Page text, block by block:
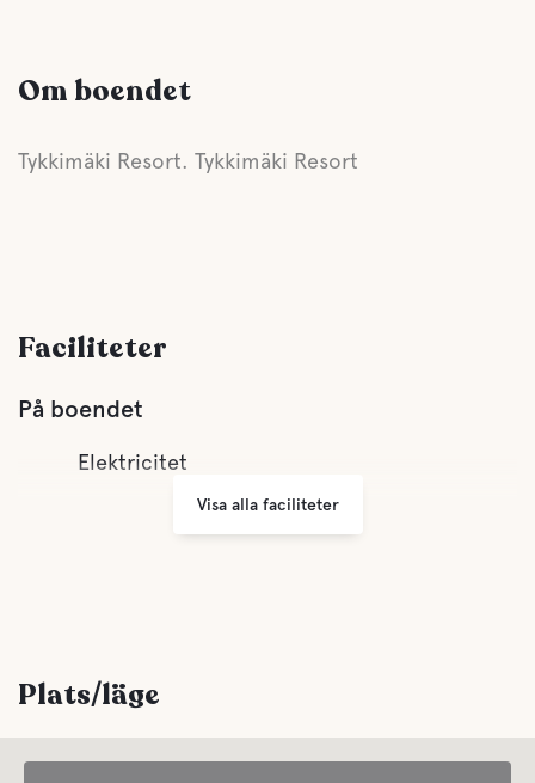
Om boendet
Tykkimäki Resort. Tykkimäki Resort
Faciliteter
På boendet
Elektricitet
Visa alla faciliteter
Plats/läge